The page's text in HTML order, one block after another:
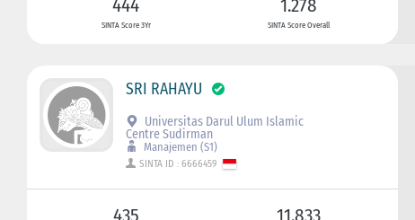
444
SINTA Score 3Yr
1.278
SINTA Score Overall
SRI RAHAYU
Universitas Darul Ulum Islamic
Centre Sudirman
Manajemen (S1)
SINTA ID : 6666459
435 11.833